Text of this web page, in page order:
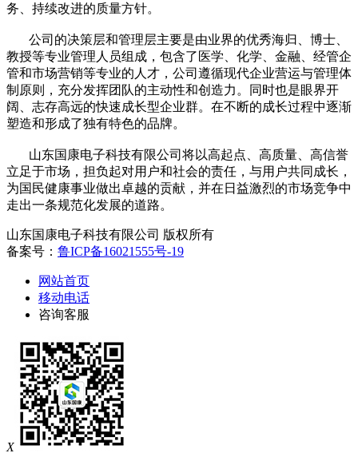
务、持续改进的质量方针。
公司的决策层和管理层主要是由业界的优秀海归、博士、
教授等专业管理人员组成，包含了医学、化学、金融、经管企
管和市场营销等专业的人才，公司遵循现代企业营运与管理体
制原则，充分发挥团队的主动性和创造力。同时也是眼界开
阔、志存高远的快速成长型企业群。在不断的成长过程中逐渐
塑造和形成了独有特色的品牌。
山东国康电子科技有限公司 将以高起点、高质量、高信誉
立足于市场，担负起对用户和社会的责任，与用户共同成长，
为国民健康事业做出卓越的贡献，并在日益激烈的市场竞争中
走出一条规范化发展的道路。
山东国康电子科技有限公司 版权所有
备案号： 鲁ICP备16021555号-19
网站首页
移动电话
咨询客服
X